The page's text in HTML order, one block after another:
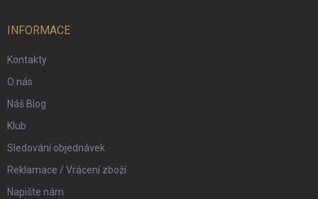
INFORMACE
Kontakty
O nás
Náš Blog
Klub
Sledování objednávek
Reklamace / Vrácení zboží
Napište nám